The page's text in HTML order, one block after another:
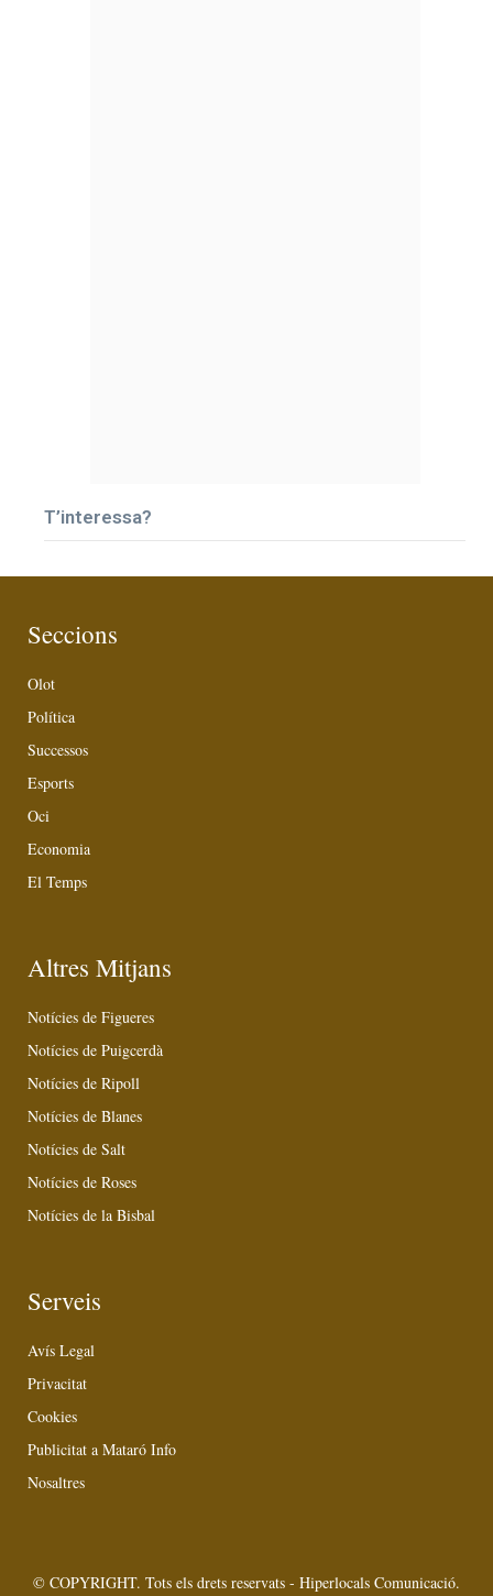
T’interessa?
Seccions
Olot
Política
Successos
Esports
Oci
Economia
El Temps
Altres Mitjans
Notícies de Figueres
Notícies de Puigcerdà
Notícies de Ripoll
Notícies de Blanes
Notícies de Salt
Notícies de Roses
Notícies de la Bisbal
Serveis
Avís Legal
Privacitat
Cookies
Publicitat a Mataró Info
Nosaltres
© COPYRIGHT. Tots els drets reservats - Hiperlocals Comunicació.